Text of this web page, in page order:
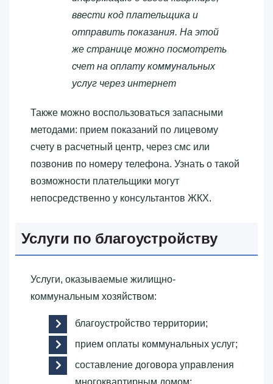
ввести код плательщика и
отправить показания. На этой
же странице можно посмотреть
счет на оплату коммунальных
услуг через интернет
Также можно воспользоваться запасными
методами: прием показаний по лицевому
счету в расчетный центр, через смс или
позвонив по номеру телефона. Узнать о такой
возможности плательщики могут
непосредственно у консультантов ЖКХ.
Услуги по благоустройству
Услуги, оказываемые жилищно-
коммунальным хозяйством:
благоустройство территории;
прием оплаты коммунальных услуг;
составление договора управления
многоквартирным домом;